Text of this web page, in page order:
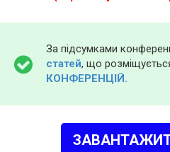
За підсумками
статей, що
КОНФЕРЕНЦІЙ.